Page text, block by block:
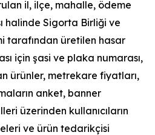
il, ilçe, mahalle, ödeme
halinde Sigorta Birliği ve
tarafından üretilen hasar
için şasi ve plaka numarası,
ürünler, metrekare fiyatları,
anket, banner
üzerinden kullanıcıların
ve ürün tedarikçisi